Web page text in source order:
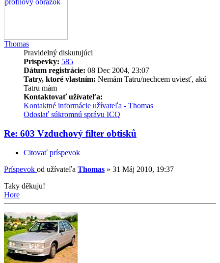
Thomas
Pravidelný diskutujúci
Príspevky: 585
Dátum registrácie: 08 Dec 2004, 23:07
Tatry, ktoré vlastním: Nemám Tatru/nechcem uviesť, akú
Tatru mám
Kontaktovať užívateľa:
Kontaktné informácie užívateľa - Thomas
Odoslať súkromnú správu ICQ
Re: 603 Vzduchový filter obtisků
Citovať príspevok
Príspevok od užívateľa Thomas » 31 Máj 2010, 19:37
Taky děkuju!
Hore